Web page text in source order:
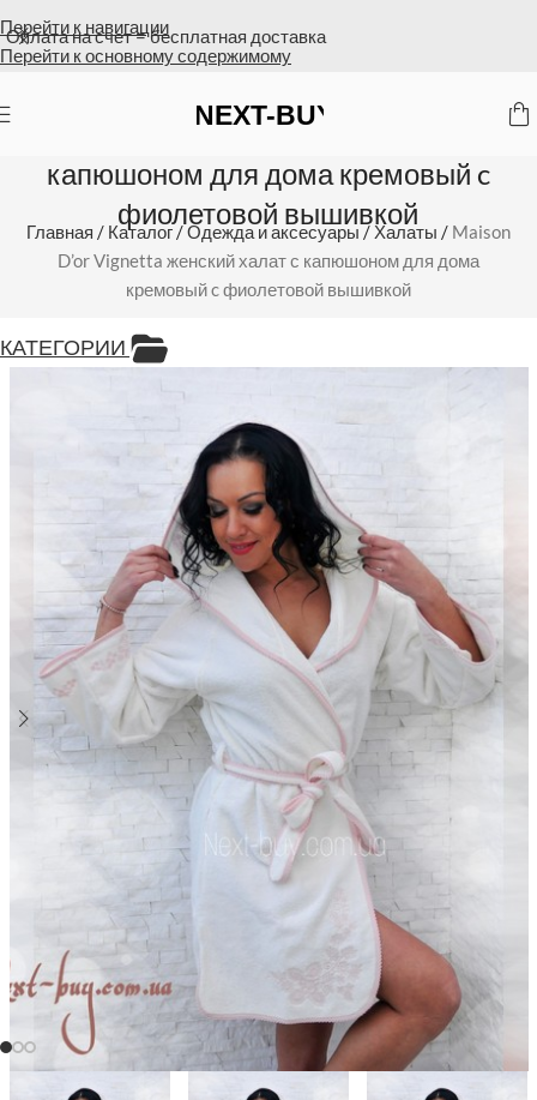
Перейти к навигации
Перейти к основному содержимому
Оплата на счет = бесплатная доставка
Maison D’or Vignetta женский халат с
капюшоном для дома кремовый c
фиолетовой вышивкой
Главная / Каталог/Одежда и аксесуары/ Халаты / Maison
D’or Vignetta женский халат с капюшоном для дома
кремовый c фиолетовой вышивкой
КАТЕГОРИИ